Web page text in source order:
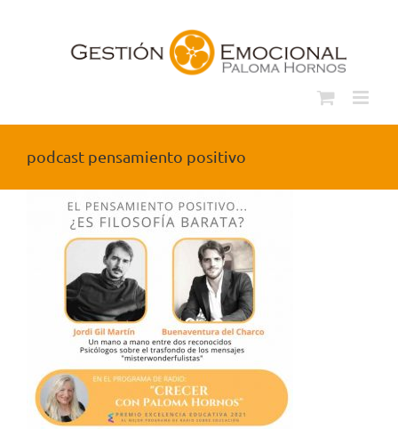
podcast pensamiento positivo